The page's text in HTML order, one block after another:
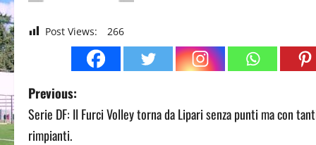
Post Views: 266
P
o
Previous:
Serie DF: Il Furci Volley torna da Lipari senza punti ma con
rimpianti.